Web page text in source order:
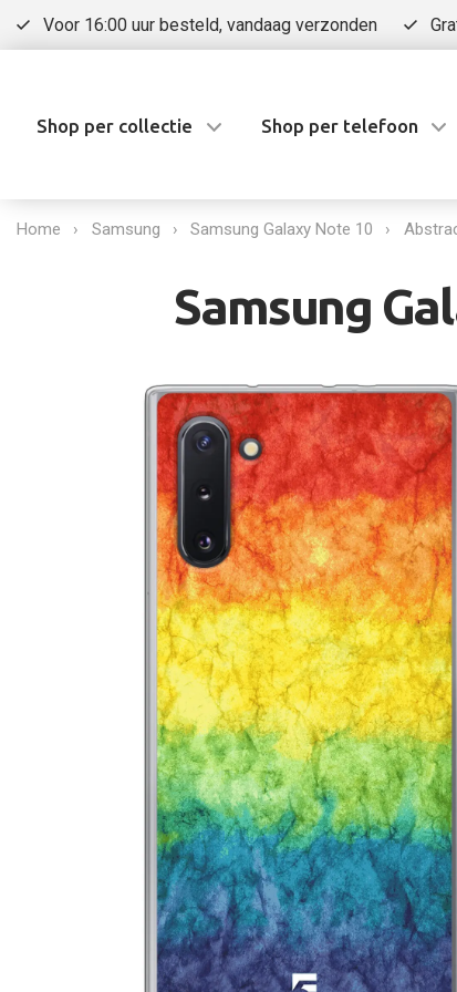
Voor 16:00 uur besteld, vandaag verzonden
Shop per collectie Shop per telefoon
Home Samsung Samsung Galaxy Note 10
Samsung